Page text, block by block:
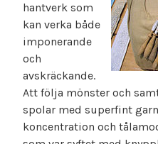
hantverk som
kan verka både
imponerande
och
avskräckande.
Att följa mönster och
spolar med superfint
koncentration och